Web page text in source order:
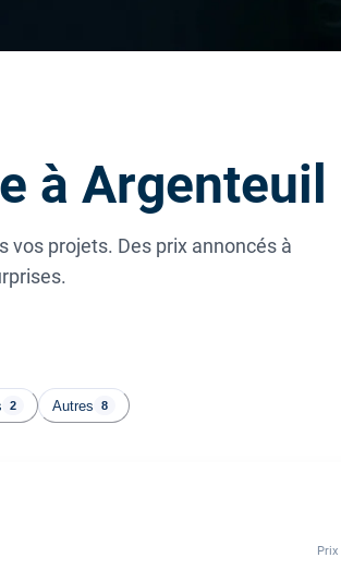
à Argenteuil
vos projets. Des prix annoncés à
2 Autres 8